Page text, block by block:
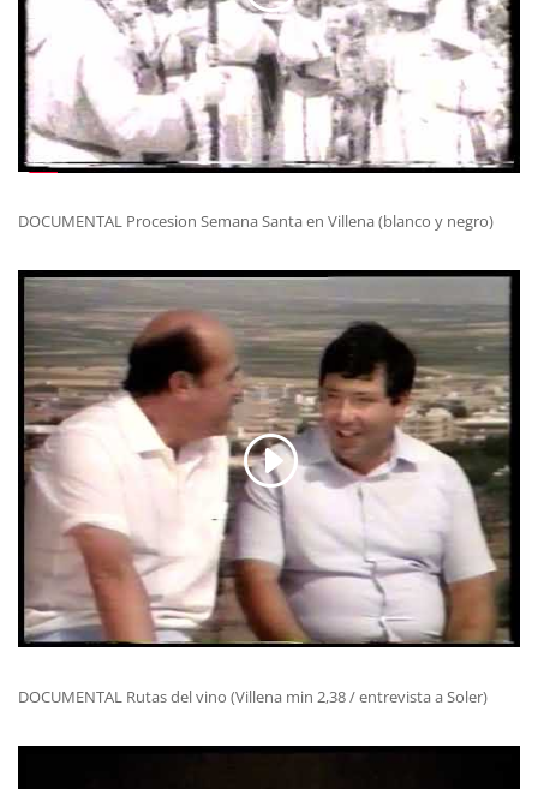
DOCUMENTAL Procesion Semana Santa en Villena (blanco y negro)
DOCUMENTAL Rutas del vino (Villena min 2,38 / entrevista a Soler)